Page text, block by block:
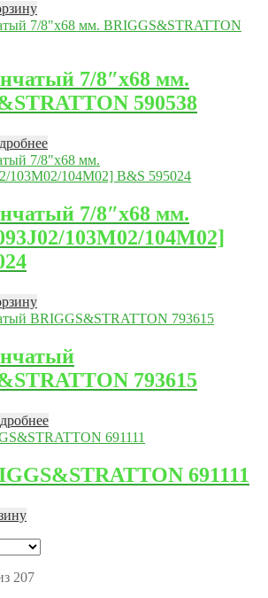
7/8″х68 мм.
590538
7/8″х68 мм.
103M02/104M02]
793615
691111
207